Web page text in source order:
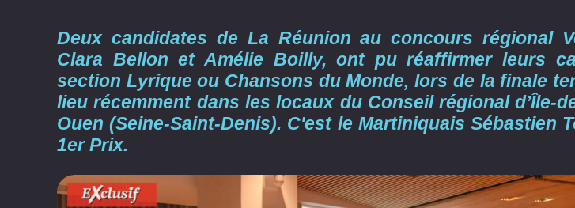
Deux candidates de La Réunion au concours régional
Clara Bellon et Amélie Boilly, ont pu réaffirmer leurs
section Lyrique ou Chansons du Monde, lors de la finale
lieu récemment dans les locaux du Conseil régional d’Île-
Ouen (Seine-Saint-Denis). C'est le Martiniquais Sébastien
1er Prix.